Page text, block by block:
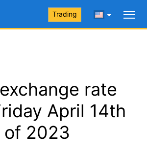
Trading
rate
April 14th
of 2023